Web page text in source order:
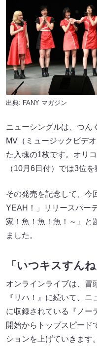
出典: FANY マガジン
ニューシングルは、つん
MV（ミュージックビデ
た入魂の1枚です。オリ
（10月6日付）では3位を
その発売を記念して、今
YEAH！」リリースパー
家！魚！魚！魚！～』と
ました。
「いつキスすん
オンラインライブは、冒
『リハ！』に続いて、ニ
に収録されている『ノー
開始からトップスピード
ションを上げていきます。